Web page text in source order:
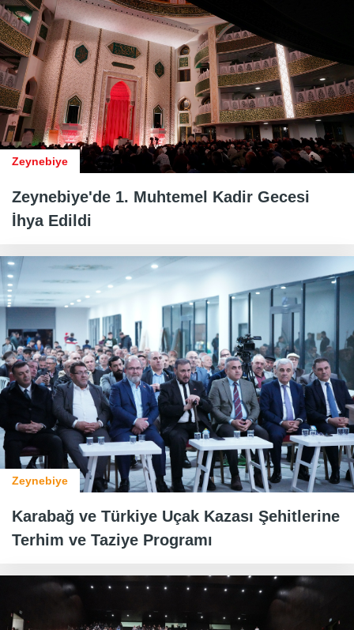
Zeynebiye
Zeynebiye'de 1. Muhtemel Kadir Gecesi
İhya Edildi
Zeynebiye
Karabağ ve Türkiye Uçak Kazası Şehitlerine
Terhim ve Taziye Programı